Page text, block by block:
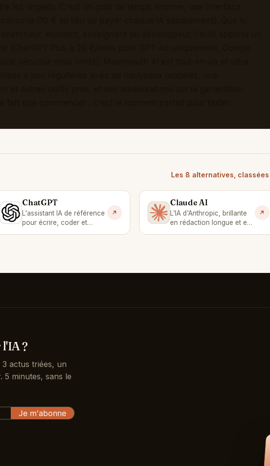
Les 8 alternatives,
C
ChatGPT
L'assistant IA de référence
pour écrire, coder et
C
Claude AI
L'IA d'Anthropic, brillante
en rédaction longue et en
?
actus triées, un
5 minutes, sans le